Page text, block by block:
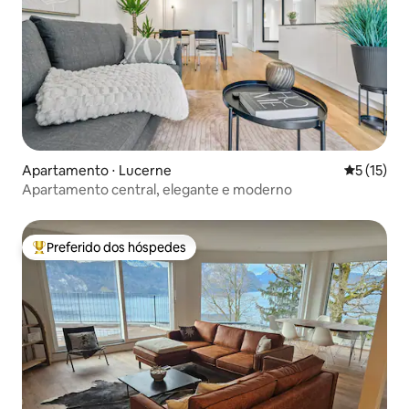
Apartamento ⋅ Lucerne 5 de uma
5 (15)
Apartamento central, elegante e moderno
Entre os melhores preferidos dos hóspedes
Preferido dos hóspedes